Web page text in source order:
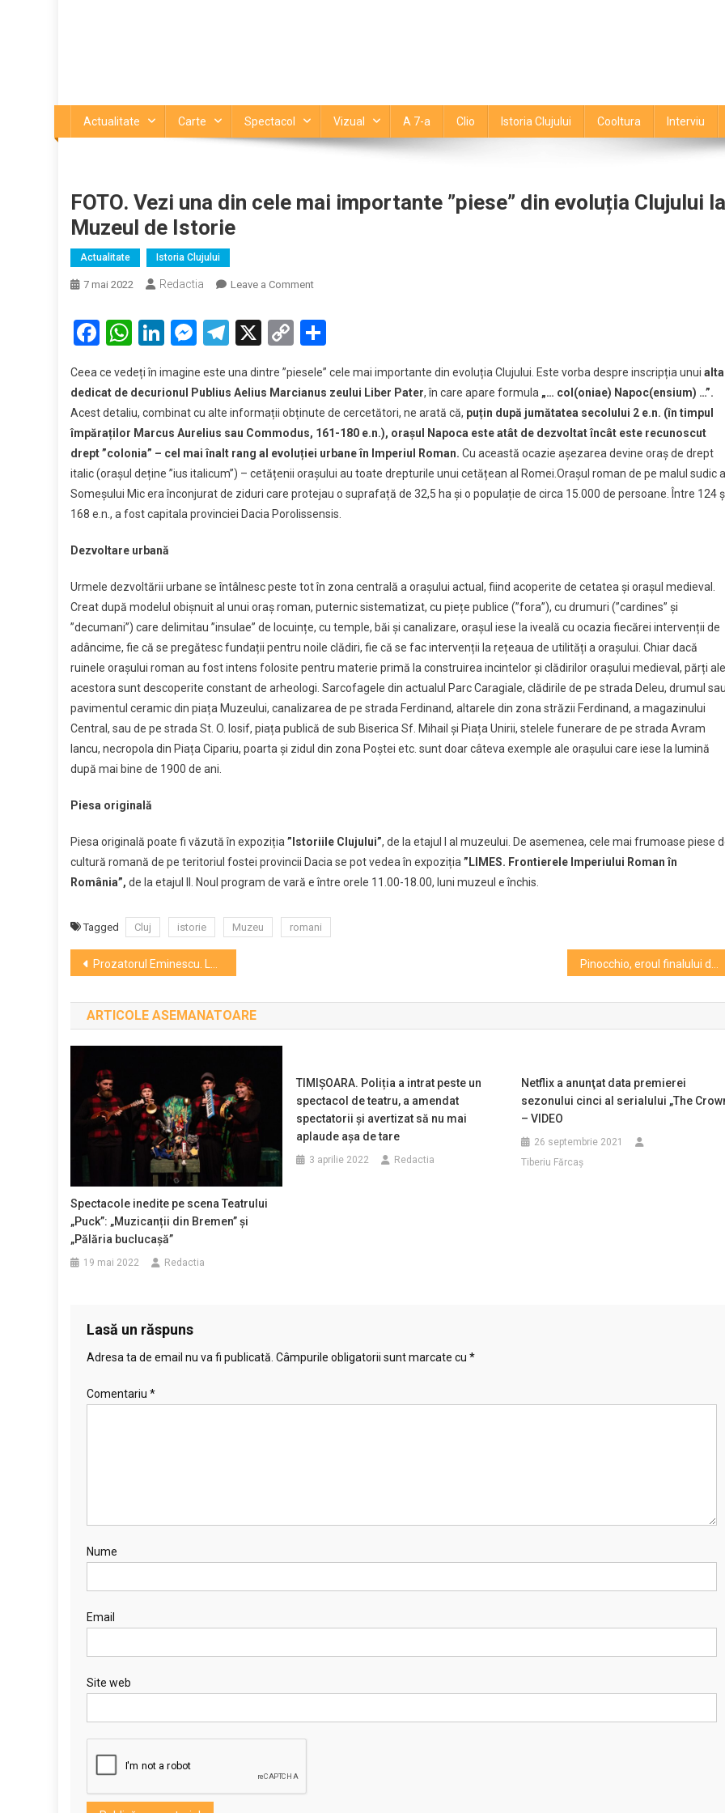
Actualitate Carte Spectacol Vizual A 7-a Clio Istoria Clujului Cooltura Interviu
FOTO. Vezi una din cele mai importante ”piese” din evoluția Clujului la
Muzeul de Istorie
Actualitate Istoria Clujului
7 mai 2022 Redactia Leave a Commenton
Vezi
una
cele
mai
importante
”piese”
din
evoluția
Clujului
Facebook
WhatsApp
LinkedIn
Messenger
Telegram
X
Copy
Ceea ce vedeți în imagine este una dintre ”piesele” cele mai importante din evoluția Clujului. Este vorba despre inscripția unui
dedicat de decurionul Publius Aelius Marcianus zeului Liber Pater, în care apare formula „… col(oniae) Napoc(ensium) …”.
Acest detaliu, combinat cu alte informații obținute de cercetători, ne arată că, puțin după jumătatea secolului 2 e.n. (în timpul
împăraților Marcus Aurelius sau Commodus, 161-180 e.n.), orașul Napoca este atât de dezvoltat încât este recunoscut
drept ”colonia” – cel mai înalt rang al evoluției urbane în Imperiul Roman. Cu această ocazie așezarea devine oraș de drept
italic (orașul deține ”ius italicum”) – cetățenii orașului au toate drepturile unui cetățean al Romei.Orașul roman de pe malul sudic
Someșului Mic era înconjurat de ziduri care protejau o suprafață de 32,5 ha și o populație de circa 15.000 de persoane. Între 124
168 e.n., a fost capitala provinciei Dacia Porolissensis.
Dezvoltare urbană
Urmele dezvoltării urbane se întâlnesc peste tot în zona centrală a orașului actual, fiind acoperite de cetatea și orașul medieval.
Creat după modelul obișnuit al unui oraș roman, puternic sistematizat, cu piețe publice (”fora”), cu drumuri (”cardines” și
”decumani”) care delimitau ”insulae” de locuințe, cu temple, băi și canalizare, orașul iese la iveală cu ocazia fiecărei intervenții de
adâncime, fie că se pregătesc fundații pentru noile clădiri, fie că se fac intervenții la rețeaua de utilități a orașului. Chiar dacă
ruinele orașului roman au fost intens folosite pentru materie primă la construirea incintelor și clădirilor orașului medieval, părți ale
acestora sunt descoperite constant de arheologi. Sarcofagele din actualul Parc Caragiale, clădirile de pe strada Deleu, drumul
pavimentul ceramic din piața Muzeului, canalizarea de pe strada Ferdinand, altarele din zona străzii Ferdinand, a magazinului
Central, sau de pe strada St. O. Iosif, piața publică de sub Biserica Sf. Mihail și Piața Unirii, stelele funerare de pe strada Avram
Iancu, necropola din Piața Cipariu, poarta și zidul din zona Poștei etc. sunt doar câteva exemple ale orașului care iese la lumină
după mai bine de 1900 de ani.
Piesa originală
Piesa originală poate fi văzută în expoziția ”Istoriile Clujului”, de la etajul I al muzeului. De asemenea, cele mai frumoase piese
cultură romană de pe teritoriul fostei provincii Dacia se pot vedea în expoziția ”LIMES. Frontierele Imperiului Roman în
România”, de la etajul II. Noul program de vară e între orele 11.00-18.00, luni muzeul e închis.
Tagged Cluj istorie Muzeu romani
Navigare
în
articole
Prozatorul Eminescu. Lansare de carte la Litere
ARTICOLE ASEMANATOARE
Spectacole inedite pe scena Teatrului
„Puck”: „Muzicanții din Bremen” și
„Pălăria buclucașă”
19 mai 2022 Redactia
TIMIȘOARA. Poliția a intrat peste un
spectacol de teatru, a amendat
spectatorii și avertizat să nu mai
aplaude așa de tare
3 aprilie 2022 Redactia
Netflix a anunţat data premierei
sezonului cinci al serialului „The
– VIDEO
26 septembrie 2021
Tiberiu Fărcaş
Lasă un răspuns
Adresa ta de email nu va fi publicată. Câmpurile obligatorii sunt marcate cu *
Comentariu *
Nume
Email
Site web